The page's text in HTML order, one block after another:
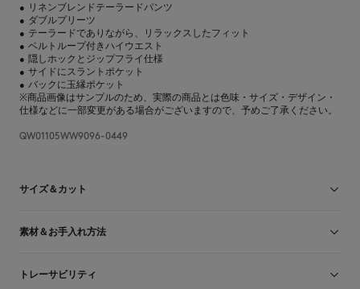
• リネンブレンドテーラードパンツ
• ダブルプリーツ
• テーラードでありながら、リラックスしたフィット
• ベルトループ付きハイウエスト
• 隠しホックとジップフライ仕様
• サイドにスラントポケット
• バックに玉縁ポケット
※商品画像はサンプルのため、実際の商品とは色味・サイズ・デザイン・
仕様などに一部変更がある場合がございますので、予めご了承ください。
QW01105WW9096-0449
サイズ＆カット
カット： TAILORED
サイズガイドを見る
素材＆お手入れ方法
表地 レーヨン 78% リネン 22% ポケット裏地 レーヨン 51% コットン 49%
トレーサビリティ